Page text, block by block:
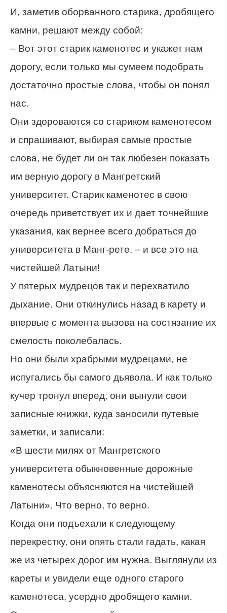
И, заметив оборванного старика, дробящего
камни, решают между собой:
– Вот этот старик каменотес и укажет нам
дорогу, если только мы сумеем подобрать
достаточно простые слова, чтобы он понял
нас.
Они здороваются со стариком каменотесом
и спрашивают, выбирая самые простые
слова, не будет ли он так любезен показать
им верную дорогу в Мангретский
университет. Старик каменотес в свою
очередь приветствует их и дает точнейшие
указания, как вернее всего добраться до
университета в Манг-рете, – и все это на
чистейшей Латыни!
У пятерых мудрецов так и перехватило
дыхание. Они откинулись назад в карету и
впервые с момента вызова на состязание их
смелость поколебалась.
Но они были храбрыми мудрецами, не
испугались бы самого дьявола. И как только
кучер тронул вперед, они вынули свои
записные книжки, куда заносили путевые
заметки, и записали:
«В шести милях от Мангретского
университета обыкновенные дорожные
каменотесы объясняются на чистейшей
Латыни». Что верно, то верно.
Когда они подъехали к следующему
перекрестку, они опять стали гадать, какая
же из четырех дорог им нужна. Выглянули из
кареты и увидели еще одного старого
каменотеса, усердно дробящего камни.